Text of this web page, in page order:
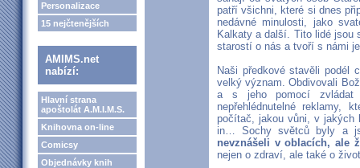
Personalizace
15 nejčtenějších
AMIMS.net
nabízí:
Hlavní strana
apoštolát A.M.I.M.S.
Knihovna on-line
Comicsy
Objednávky knih
patří všichni, které si dnes
nedáv­né minulosti, jako
Kalkaty a další. Tito lidé jsou
starostí o nás a tvoří s námi
Naši předkové stavěli
velký význam. Obdivovali
a s jeho pomocí zvládat
nepřehlédnutelné reklamy,
počítač, jakou vůni, v jakých
in… Sochy světců byly a
nevznášeli v oblacích, ale
nejen o zdraví, ale také o